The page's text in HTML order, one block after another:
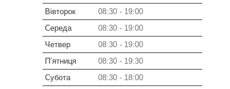
Вівторок
08:30
19:00
Середа
08:30
19:00
Четвер
08:30
19:00
Пʼятниця
08:30
19:30
Субота
08:30
18:00